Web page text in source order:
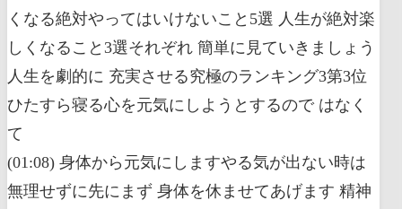
くなる絶対やってはいけないこと5選 人生が絶対楽
しくなること3選それぞれ 簡単に見ていきましょう
人生を劇的に 充実させる究極のランキング3第3位
ひたすら寝る心を元気にしようとするので はなく
て
(01:08) 身体から元気にしますやる気が出ない時は
無理せずに先にまず 身体を休ませてあげます 精神